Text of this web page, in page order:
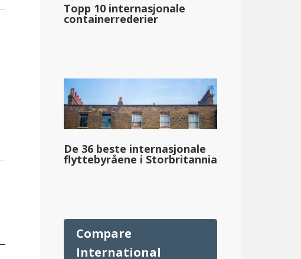
Topp 10 internasjonale
containerrederier
De 36 beste internasjonale
flyttebyråene i Storbritannia